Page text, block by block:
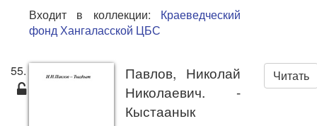
Входит в коллекции: Краеведческий
фонд Хангаласской ЦБС
55. Читать
Павлов, Николай
Николаевич. -
Кыстаанык